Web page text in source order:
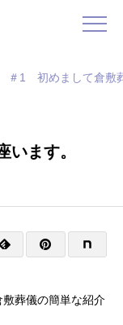
＃1 初めまして倉敷
ます。
葬儀の簡単な紹介